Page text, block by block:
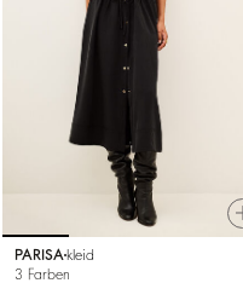
PARISA kleid
3 Farben